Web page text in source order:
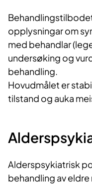
opplysningar om
med behandlar
undersøking og
behandling.
Hovudmålet er
tilstand og auka
Alderspsykiatrisk
behandling av